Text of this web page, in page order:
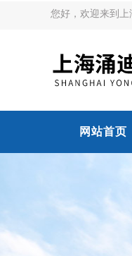
您好，欢迎来到上
网站首页